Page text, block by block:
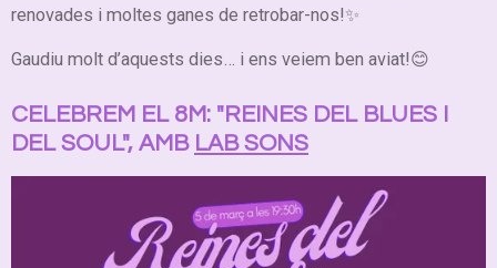
renovades i moltes ganes de retrobar-nos!✨
Gaudiu molt d’aquests dies… i ens veiem ben aviat!😊
CELEBREM EL 8M: "REINES DEL BLUES I
DEL SOUL", AMB LAB SONS